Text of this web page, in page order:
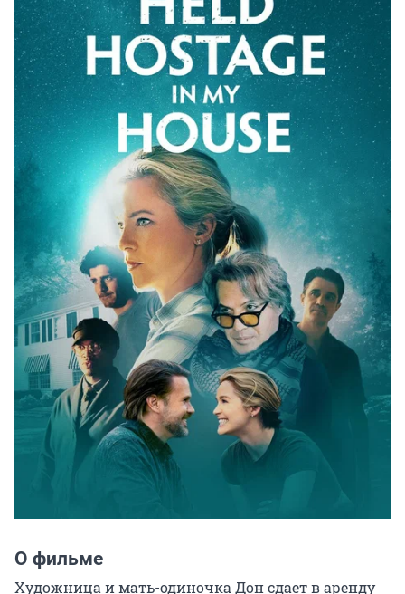
О фильме
Художница и мать-одиночка Дон сдает в аренду